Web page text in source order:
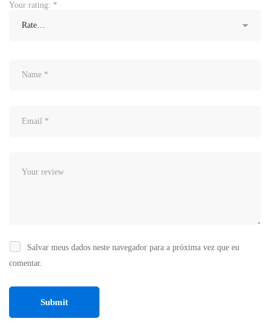
Your rating: *
Salvar meus dados neste navegador para a próxima vez que eu
comentar.